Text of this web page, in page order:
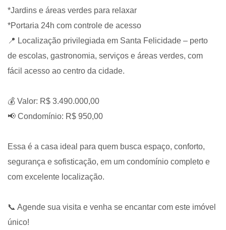
*Jardins e áreas verdes para relaxar
*Portaria 24h com controle de acesso
📍 Localização privilegiada em Santa Felicidade – perto
de escolas, gastronomia, serviços e áreas verdes, com
fácil acesso ao centro da cidade.
💰 Valor: R$ 3.490.000,00
📢 Condomínio: R$ 950,00
Essa é a casa ideal para quem busca espaço, conforto,
segurança e sofisticação, em um condomínio completo e
com excelente localização.
📞 Agende sua visita e venha se encantar com este imóvel
único!